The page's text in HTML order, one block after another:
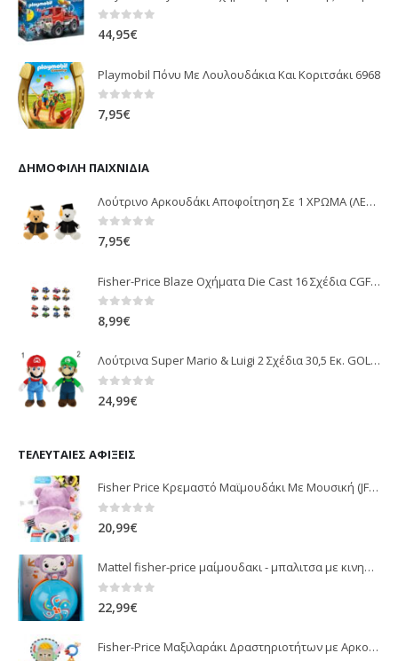
0 out of 5
44,95€
Playmobil Πόνυ Με Λουλουδάκια Και Κοριτσάκι 6968
0out of 5
7,95€
ΔΗΜΟΦΙΛΉ ΠΑΙΧΝΊΔΙΑ
Λούτρινο Αρκουδάκι Αποφοίτηση Σε 1 ΧΡΩΜΑ (ΛΕΥΚΟ)25Εκ 1850
0out of 5
7,95€
Fisher-Price Blaze Οχήματα Die Cast 16 Σχέδια CGF20
0 out of 5
8,99€
Λούτρινα Super Mario & Luigi 2 Σχέδια 30,5 Εκ. GOL13769
0 out of 5
24,99€
ΤΕΛΕΥΤΑΊΕΣ ΑΦΊΞΕΙΣ
Fisher Price Κρεμαστό Μαϊμουδάκι Με Μουσική (JFF02)
0 out of 5
20,99€
Mattel fisher-price μαίμουδακι - μπαλιτσα με κινηση JLB95
22,99€
Fisher-Price Μαξιλαράκι Δραστηριοτήτων με Αρκουδάκι (JHB44)